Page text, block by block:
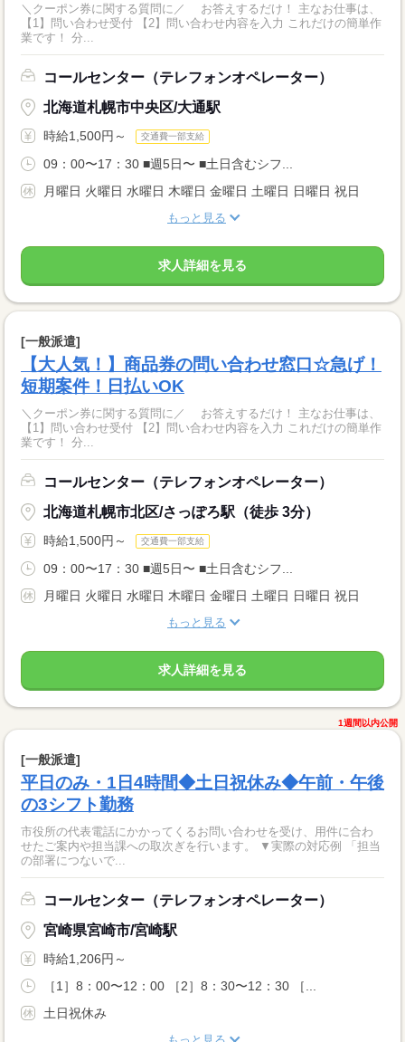
＼クーポン券に関する質問に／ お答えするだけ！ 主なお仕事は、
【1】問い合わせ受付 【2】問い合わせ内容を入力 これだけの簡単作
業です！ 分...
コールセンター（テレフォンオペレーター）
北海道札幌市中央区/大通駅
時給1,500円～ 交通費一部支給
09：00〜17：30 ■週5日〜 ■土日含むシフ...
月曜日 火曜日 水曜日 木曜日 金曜日 土曜日 日曜日 祝日
もっと見る
求人詳細を見る
[一般派遣]
【大人気！】商品券の問い合わせ窓口☆急げ！
短期案件！日払いOK
＼クーポン券に関する質問に／ お答えするだけ！ 主なお仕事は、
【1】問い合わせ受付 【2】問い合わせ内容を入力 これだけの簡単作
業です！ 分...
コールセンター（テレフォンオペレーター）
北海道札幌市北区/さっぽろ駅（徒歩 3分）
時給1,500円～ 交通費一部支給
09：00〜17：30 ■週5日〜 ■土日含むシフ...
月曜日 火曜日 水曜日 木曜日 金曜日 土曜日 日曜日 祝日
もっと見る
求人詳細を見る
1週間以内公開
[一般派遣]
平日のみ・1日4時間◆土日祝休み◆午前・午後
の3シフト勤務
市役所の代表電話にかかってくるお問い合わせを受け、用件に合わ
せたご案内や担当課への取次ぎを行います。 ▼実際の対応例 「担当
の部署につないで...
コールセンター（テレフォンオペレーター）
宮崎県宮崎市/宮崎駅
時給1,206円～
［1］8：00〜12：00 ［2］8：30〜12：30 ［...
土日祝休み